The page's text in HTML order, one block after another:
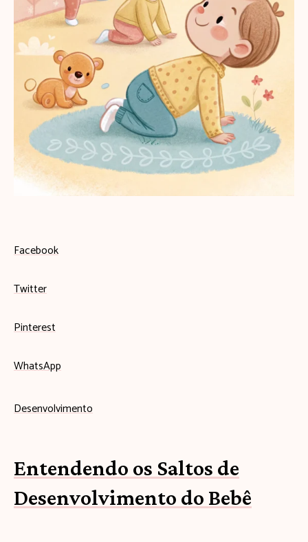
Facebook
Twitter
Pinterest
WhatsApp
Desenvolvimento
Entendendo os Saltos de
Desenvolvimento do Bebê